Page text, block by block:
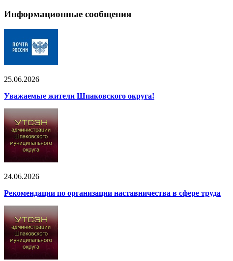
Информационные сообщения
25.06.2026
Уважаемые жители Шпаковского округа!
24.06.2026
Рекомендации по организации наставничества в сфере труда